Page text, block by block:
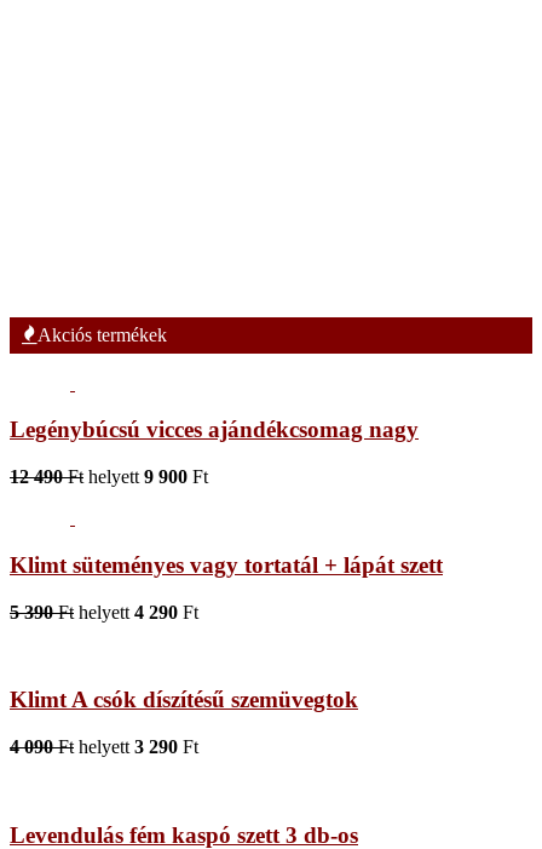
Akciós termékek
Legénybúcsú vicces ajándékcsomag nagy
12 490 Ft helyett 9 900 Ft
Klimt süteményes vagy tortatál + lápát szett
5 390 Ft helyett 4 290 Ft
Klimt A csók díszítésű szemüvegtok
4 090 Ft helyett 3 290 Ft
Levendulás fém kaspó szett 3 db-os